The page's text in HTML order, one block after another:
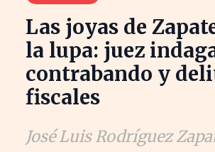
Las joyas de
la lupa: juez
contrabando y
fiscales
José Luis Rodríguez